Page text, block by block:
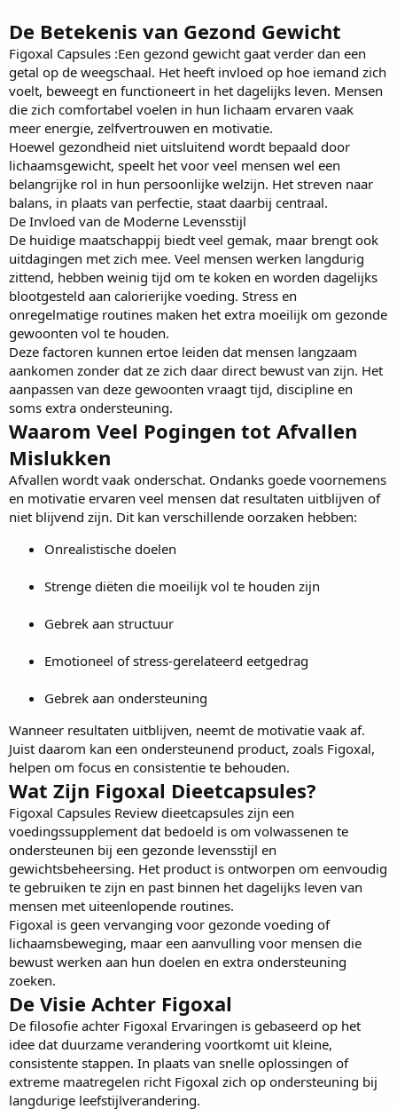
De Betekenis van Gezond Gewicht
Figoxal Capsules :Een gezond gewicht gaat verder dan een
getal op de weegschaal. Het heeft invloed op hoe iemand zich
voelt, beweegt en functioneert in het dagelijks leven. Mensen
die zich comfortabel voelen in hun lichaam ervaren vaak
meer energie, zelfvertrouwen en motivatie.
Hoewel gezondheid niet uitsluitend wordt bepaald door
lichaamsgewicht, speelt het voor veel mensen wel een
belangrijke rol in hun persoonlijke welzijn. Het streven naar
balans, in plaats van perfectie, staat daarbij centraal.
De Invloed van de Moderne Levensstijl
De huidige maatschappij biedt veel gemak, maar brengt ook
uitdagingen met zich mee. Veel mensen werken langdurig
zittend, hebben weinig tijd om te koken en worden dagelijks
blootgesteld aan calorierijke voeding. Stress en
onregelmatige routines maken het extra moeilijk om gezonde
gewoonten vol te houden.
Deze factoren kunnen ertoe leiden dat mensen langzaam
aankomen zonder dat ze zich daar direct bewust van zijn. Het
aanpassen van deze gewoonten vraagt tijd, discipline en
soms extra ondersteuning.
Waarom Veel Pogingen tot Afvallen
Mislukken
Afvallen wordt vaak onderschat. Ondanks goede voornemens
en motivatie ervaren veel mensen dat resultaten uitblijven of
niet blijvend zijn. Dit kan verschillende oorzaken hebben:
Onrealistische doelen
Strenge diëten die moeilijk vol te houden zijn
Gebrek aan structuur
Emotioneel of stress-gerelateerd eetgedrag
Gebrek aan ondersteuning
Wanneer resultaten uitblijven, neemt de motivatie vaak af.
Juist daarom kan een ondersteunend product, zoals Figoxal,
helpen om focus en consistentie te behouden.
Wat Zijn Figoxal Dieetcapsules?
Figoxal Capsules Review dieetcapsules zijn een
voedingssupplement dat bedoeld is om volwassenen te
ondersteunen bij een gezonde levensstijl en
gewichtsbeheersing. Het product is ontworpen om eenvoudig
te gebruiken te zijn en past binnen het dagelijks leven van
mensen met uiteenlopende routines.
Figoxal is geen vervanging voor gezonde voeding of
lichaamsbeweging, maar een aanvulling voor mensen die
bewust werken aan hun doelen en extra ondersteuning
zoeken.
De Visie Achter Figoxal
De filosofie achter Figoxal Ervaringen is gebaseerd op het
idee dat duurzame verandering voortkomt uit kleine,
consistente stappen. In plaats van snelle oplossingen of
extreme maatregelen richt Figoxal zich op ondersteuning bij
langdurige leefstijlverandering.